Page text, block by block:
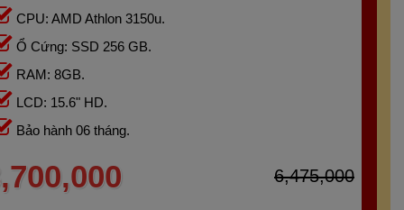
CPU: AMD Athlon 3150u.
Ổ Cứng: SSD 256 GB.
RAM: 8GB.
LCD: 15.6" HD.
Bảo hành 06 tháng.
6,475,000